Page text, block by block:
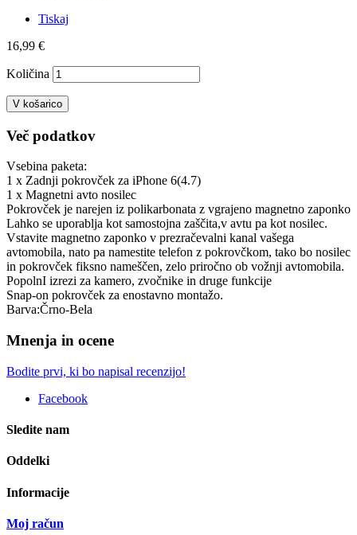
Tiskaj
16,99 €
Količina
V košarico
Več podatkov
Vsebina paketa:
1 x Zadnji pokrovček za iPhone 6(4.7)
1 x Magnetni avto nosilec
Pokrovček je narejen iz polikarbonata z vgrajeno magnetno zaponko
Lahko se uporablja kot samostojna zaščita,v avtu pa kot nosilec.
Vstavite magnetno zaponko v prezračevalni kanal vašega
avtomobila, nato pa namestite telefon z pokrovčkom, tako bo nosilec
in pokrovček fiksno nameščen, zelo priročno ob vožnji avtomobila.
PopolnI izrezi za kamero, zvočnike in druge funkcije
Snap-on pokrovček za enostavno montažo.
Barva:Črno-Bela
Mnenja in ocene
Bodite prvi, ki bo napisal recenzijo!
Facebook
Sledite nam
Oddelki
Informacije
Moj račun